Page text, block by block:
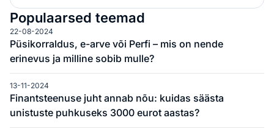
Populaarsed teemad
22-08-2024
Püsikorraldus, e-arve või Perfi – mis on nende
erinevus ja milline sobib mulle?
13-11-2024
Finantsteenuse juht annab nõu: kuidas säästa
unistuste puhkuseks 3000 eurot aastas?